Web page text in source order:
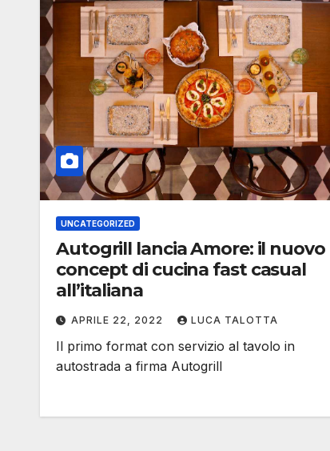
UNCATEGORIZED
Autogrill lancia Amore: il nuovo
concept di cucina fast casual
all’italiana
APRILE 22, 2022 LUCA TALOTTA
Il primo format con servizio al tavolo in
autostrada a firma Autogrill